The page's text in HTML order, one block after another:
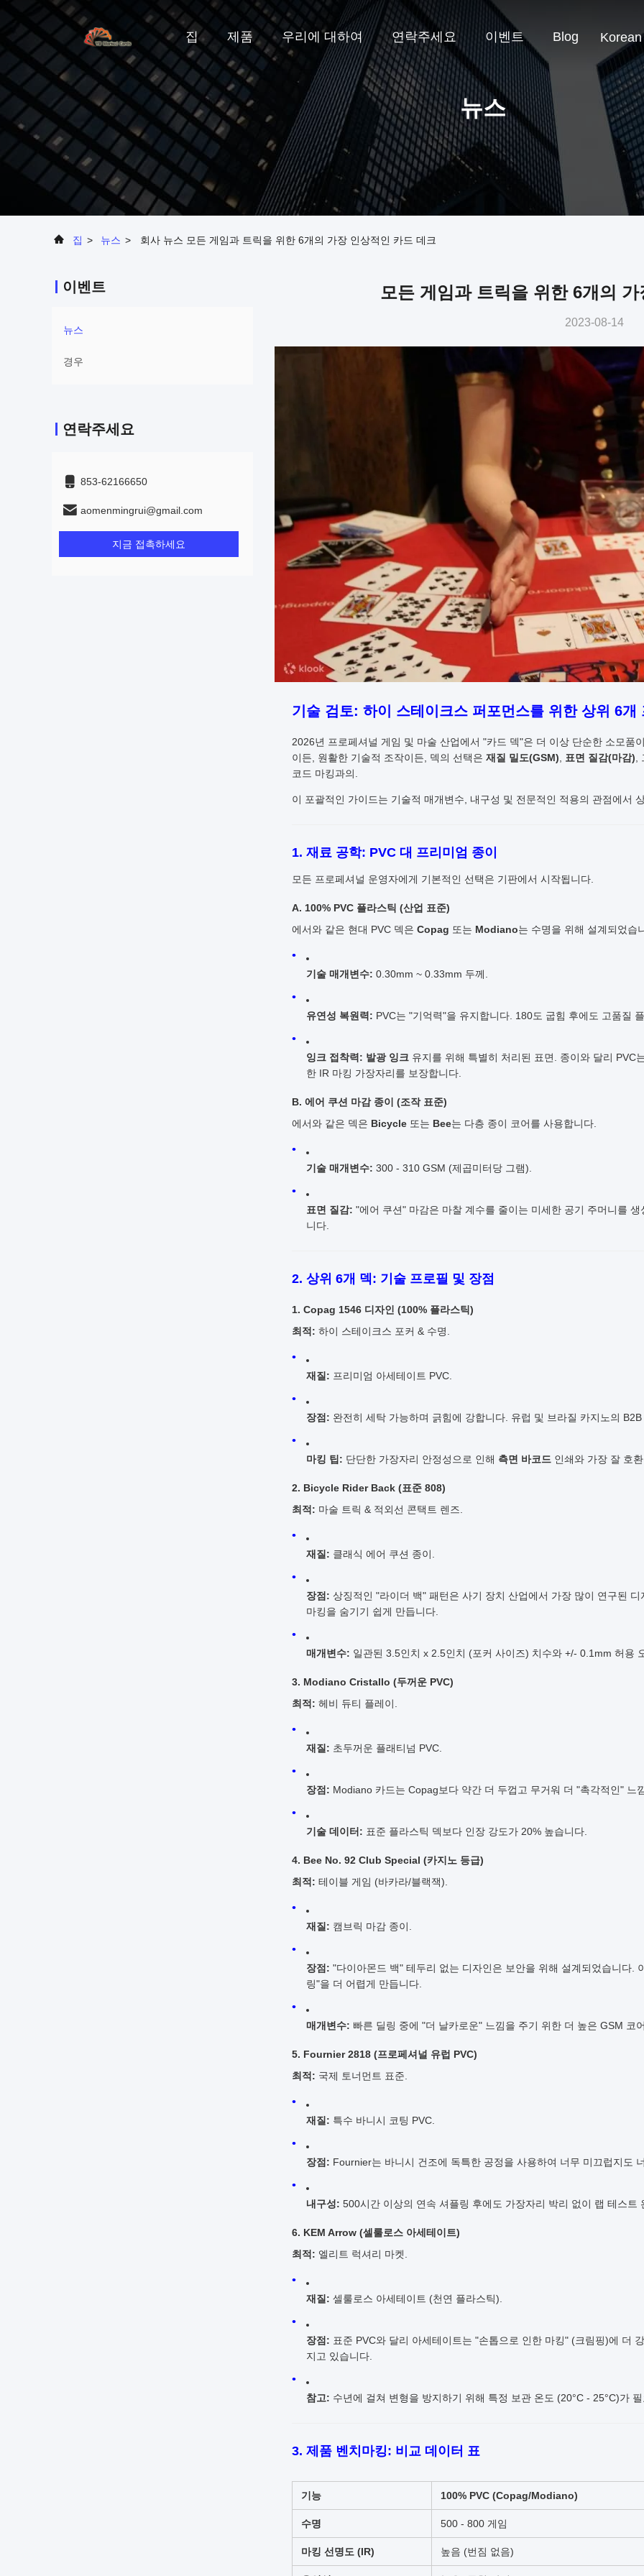
집 제품 우리에 대하여 연락주세요 이벤트 Blog Korean
뉴스
집 > 뉴스 > 회사 뉴스 모든 게임과 트릭을 위한 6개의 가장 인상적인 카드 데크
이벤트
뉴스
경우
연락주세요
853-62166650‬
aomenmingrui@gmail.com
지금 접촉하세요
모든 게임과 트릭을 위한 6개의
2023-08-14
기술 검토: 하이 스테이크스 퍼포먼스를 위한 상위 6개
2026년 프로페셔널 게임 및 마술 산업에서 "카드 덱"은 더 이상 단순한 소모품
이든, 원활한 기술적 조작이든, 덱의 선택은 재질 밀도(GSM), 표면 질감(마감),
코드 마킹과의.
이 포괄적인 가이드는 기술적 매개변수, 내구성 및 전문적인 적용의 관점에서
1. 재료 공학: PVC 대 프리미엄 종이
모든 프로페셔널 운영자에게 기본적인 선택은 기판에서 시작됩니다.
A. 100% PVC 플라스틱 (산업 표준)
에서와 같은 현대 PVC 덱은 Copag 또는 Modiano는 수명을 위해 설계되었습
기술 매개변수: 0.30mm ~ 0.33mm 두께.
유연성 복원력: PVC는 "기억력"을 유지합니다. 180도 굽힘 후에도 고품질
잉크 접착력: 발광 잉크 유지를 위해 특별히 처리된 표면. 종이와 달리 PVC
한 IR 마킹 가장자리를 보장합니다.
B. 에어 쿠션 마감 종이 (조작 표준)
에서와 같은 덱은 Bicycle 또는 Bee는 다층 종이 코어를 사용합니다.
기술 매개변수: 300 - 310 GSM (제곱미터당 그램).
표면 질감: "에어 쿠션" 마감은 마찰 계수를 줄이는 미세한 공기 주머니를
니다.
2. 상위 6개 덱: 기술 프로필 및 장점
1. Copag 1546 디자인 (100% 플라스틱)
최적: 하이 스테이크스 포커 & 수명.
재질: 프리미엄 아세테이트 PVC.
장점: 완전히 세탁 가능하며 긁힘에 강합니다. 유럽 및 브라질 카지노의
마킹 팁: 단단한 가장자리 안정성으로 인해 측면 바코드 인쇄와 가장 잘 호
2. Bicycle Rider Back (표준 808)
최적: 마술 트릭 & 적외선 콘택트 렌즈.
재질: 클래식 에어 쿠션 종이.
장점: 상징적인 "라이더 백" 패턴은 사기 장치 산업에서 가장 많이 연구된
마킹을 숨기기 쉽게 만듭니다.
매개변수: 일관된 3.5인치 x 2.5인치 (포커 사이즈) 치수와 +/- 0.1mm 허용
3. Modiano Cristallo (두꺼운 PVC)
최적: 헤비 듀티 플레이.
재질: 초두꺼운 플래티넘 PVC.
장점: Modiano 카드는 Copag보다 약간 더 두껍고 무거워 더 "촉각적인" 느
기술 데이터: 표준 플라스틱 덱보다 인장 강도가 20% 높습니다.
4. Bee No. 92 Club Special (카지노 등급)
최적: 테이블 게임 (바카라/블랙잭).
재질: 캠브릭 마감 종이.
장점: "다이아몬드 백" 테두리 없는 디자인은 보안을 위해 설계되었습니다.
링"을 더 어렵게 만듭니다.
매개변수: 빠른 딜링 중에 "더 날카로운" 느낌을 주기 위한 더 높은 GSM 코
5. Fournier 2818 (프로페셔널 유럽 PVC)
최적: 국제 토너먼트 표준.
재질: 특수 바니시 코팅 PVC.
장점: Fournier는 바니시 건조에 독특한 공정을 사용하여 너무 미끄럽지도
내구성: 500시간 이상의 연속 셔플링 후에도 가장자리 박리 없이 랩 테스트
6. KEM Arrow (셀룰로스 아세테이트)
최적: 엘리트 럭셔리 마켓.
재질: 셀룰로스 아세테이트 (천연 플라스틱).
장점: 표준 PVC와 달리 아세테이트는 "손톱으로 인한 마킹" (크림핑)에 더
지고 있습니다.
참고: 수년에 걸쳐 변형을 방지하기 위해 특정 보관 온도 (20°C - 25°C)가
3. 제품 벤치마킹: 비교 데이터 표
기능 100% PVC (Copag/Modiano)
수명 500 - 800 게임
마킹 선명도 (IR) 높음 (번짐 없음)